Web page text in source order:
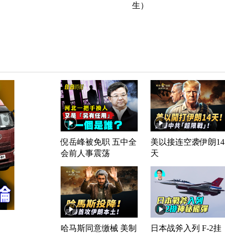
生）
倪岳峰被免职 五中全
会前人事震荡
美以接连空袭伊朗14
天
哈马斯同意缴械 美制
日本战斧入列 F-2挂